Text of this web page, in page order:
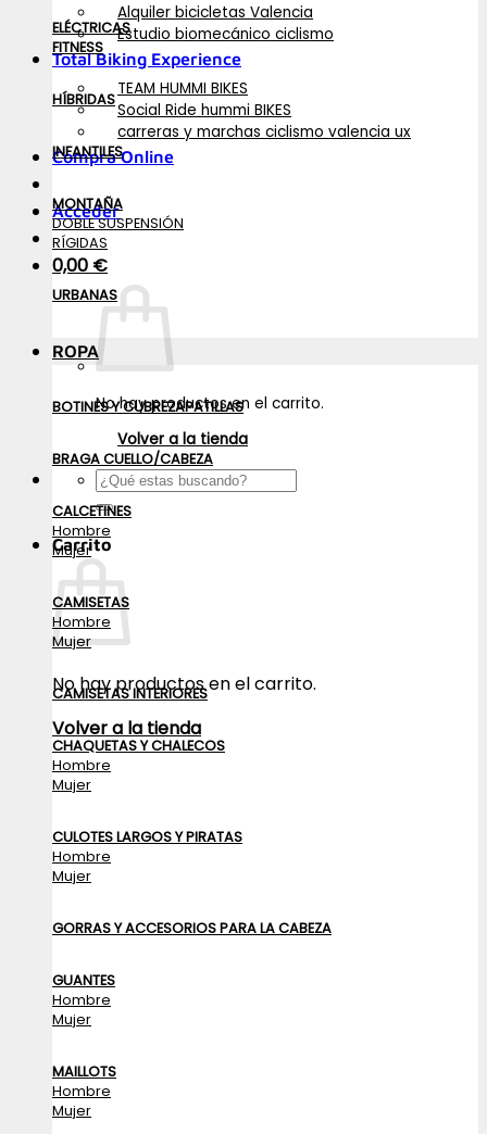
Alquiler bicicletas Valencia
Estudio biomecánico ciclismo
Total Biking Experience
TEAM HUMMI BIKES
Social Ride hummi BIKES
carreras y marchas ciclismo valencia ux
Compra Online
Acceder
0,00 €
No hay productos en el carrito.
Volver a la tienda
Buscar
por:
Carrito
No hay productos en el carrito.
Volver a la tienda
ELÉCTRICAS
FITNESS
HÍBRIDAS
INFANTILES
MONTAÑA
DOBLE SUSPENSIÓN
RÍGIDAS
URBANAS
ROPA
BOTINES Y CUBREZAPATILLAS
BRAGA CUELLO/CABEZA
CALCETINES
Hombre
Mujer
CAMISETAS
Hombre
Mujer
CAMISETAS INTERIORES
CHAQUETAS Y CHALECOS
Hombre
Mujer
CULOTES LARGOS Y PIRATAS
Hombre
Mujer
GORRAS Y ACCESORIOS PARA LA CABEZA
GUANTES
Hombre
Mujer
MAILLOTS
Hombre
Mujer